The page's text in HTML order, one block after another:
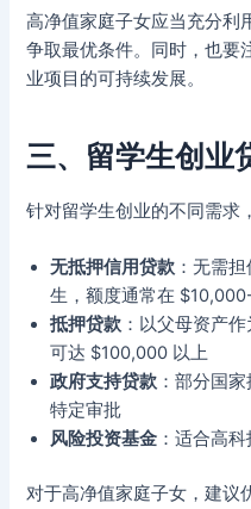
高净值家庭子女应当充分利
争取最优条件。同时，也要
业项目的可持续发展。
三、留学生创业
针对留学生创业的不同需求
无抵押信用贷款 ：无需
生，额度通常在
抵押贷款 ：以父母资产
可达 $100,000 以上
政府支持贷款 ：部分国
特定审批
风险投资基金 ：适合高
对于高净值家庭子女，建议